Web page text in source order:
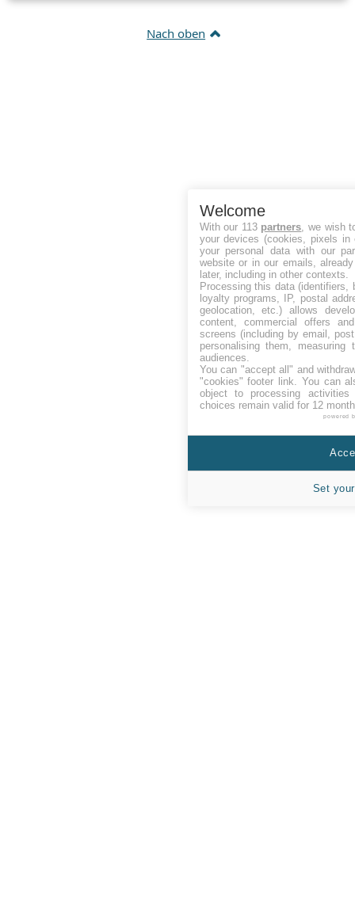
Nach oben
Welcome
With our 113 partners , we wish
your devices (cookies, pixels
your personal data with our
website or in our emails,
later, including in other contexts.
Processing this data (identifiers,
loyalty programs, IP, postal
geolocation, etc.) allows
content, commercial offers
screens (including by email,
personalising them, measuring
audiences.
You can "accept all" and
"cookies" footer link . You can
object to processing
choices remain valid for 12
powered
Set